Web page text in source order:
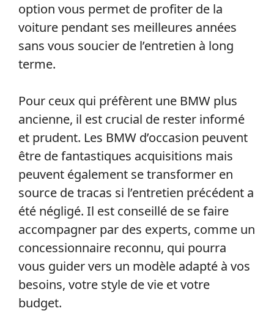
option vous permet de profiter de la
voiture pendant ses meilleures années
sans vous soucier de l’entretien à long
terme.
Pour ceux qui préfèrent une BMW plus
ancienne, il est crucial de rester informé
et prudent. Les BMW d’occasion peuvent
être de fantastiques acquisitions mais
peuvent également se transformer en
source de tracas si l’entretien précédent a
été négligé. Il est conseillé de se faire
accompagner par des experts, comme un
concessionnaire reconnu, qui pourra
vous guider vers un modèle adapté à vos
besoins, votre style de vie et votre
budget.